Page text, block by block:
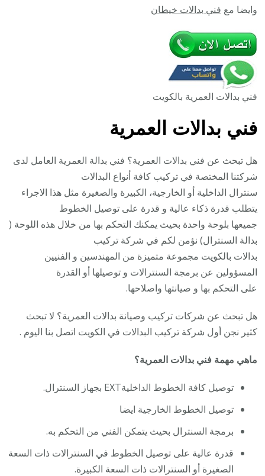
وايضا مع فني بدالات خيطان
فني بدالات العمرية بالكويت
فني بدالات العمرية
هل تبحث عن فني بدالات العمرية؟ فني بدالة العمرية العامل لدى
شركتنا المختصة في تركيب كافة أنواع البدالات
سنترال الداخلية أو الخارجية، الكبيرة والصغيرة مثل هذا الاجراء
يتطلب قدرة ذكاء عالية و قدرة على توصيل الخطوط
جميعها بلوحة واحدة بحيث يمكنك التحكم بها من خلال هذه اللوحة (
بدالة السنترال) نؤمن لكم في شركة تركيب
بدالات بالكويت مجموعة متميزة من المهندسين و الفنيين
المسؤولين عن برمجة السنترالات و توصيلها أو القدرة
على التحكم بها و صيانتها واصلاحها.
هل تبحث عن شركات تركيب وصيانة بدالات العمرية؟ لا تبحث
كثير نجن أول شركة تركيب البدالات في الكويت اتصل بنا اليوم .
ماهي مهمة فني بدالات العمرية؟
توصيل كافة الخطوط الداخليةEXT بجهاز السنترال.
توصيل الخطوط الخارجية ايضا
برمجة السنترال بحيث يتمكن الفني من التحكم به.
قدرة عالية على توصيل الخطوط في السنترالات ذات السعة
الصغيرة أو السنترالات ذات السعة الكبيرة.